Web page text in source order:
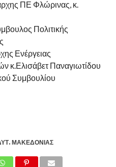
ΠΕ Φλώρινας, κ.
Πολιτικής
Ενέργειας
κ.Ελισάβετ Παναγιωτίδου
Συμβουλίου
ΜΑΚΕΔΟΝΊΑΣ